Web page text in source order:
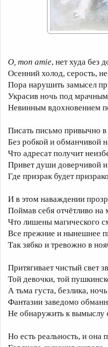
О, mon amie, нет худа без
Осенний холод, серость,
Пора нарушить замысел
Украсив ночь под
Невинным вдохновением
Писать письмо привычно в
Без робкой и обманчивой
Что адресат получит
Привет души доверчивой
Где призрак будет
И в этом наваждении
Поймав себя отчётливо на
Что лишены магического
Все прежние и нынешнее
Так зябко и тревожно в
Притягивает чистый свет
Той девочки, той
А тьма густа, безлика,
Фантазии заведомо
Не обнаружить к вымыслу
Но есть реальность, и она